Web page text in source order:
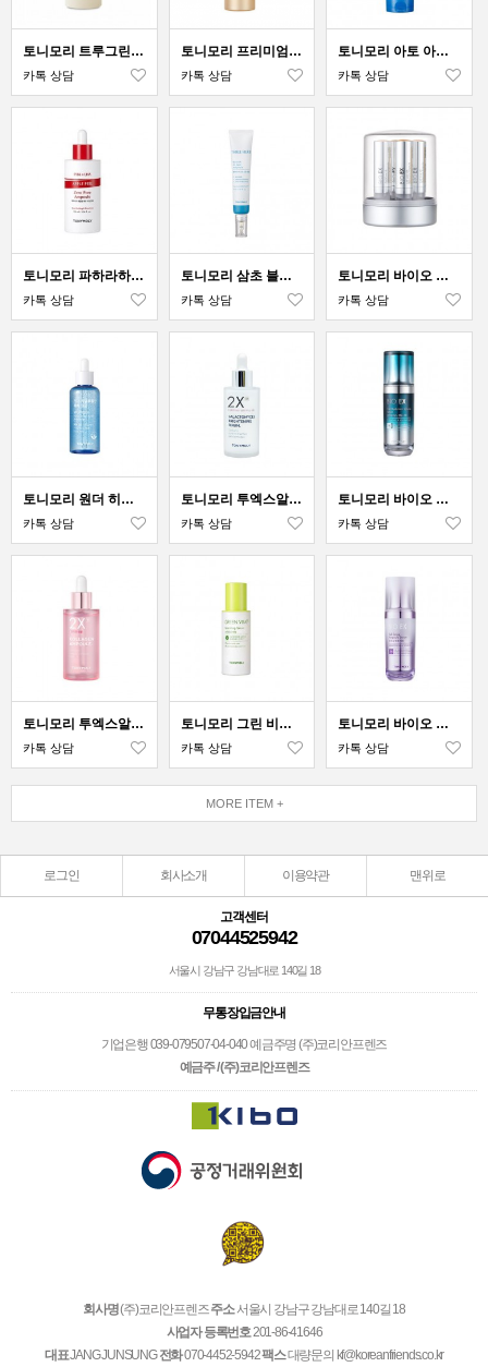
토니모리 트루그린 화이트 트러플 카밍오일
카톡 상담
토니모리 프리미엄RX 골드 이데베논 리커버리 에센스
카톡 상담
토니모리 아토 아미노 단백질 보습 수딩젤
카톡 상담
토니모리 파하라하 애플필 제로 모공 앰플
카톡 상담
토니모리 삼초 블레미쉬 아크네 스팟 앰플
카톡 상담
토니모리 바이오 이엑스 셀 코어 리프트 이데베논 앰플
카톡 상담
토니모리 원더 히알루론산 촉촉 앰플
카톡 상담
토니모리 투엑스알 갈락토미세스 브라이트닝 세럼
카톡 상담
토니모리 바이오 이엑스 셀 히알루로닉 볼륨 세럼
카톡 상담
토니모리 투엑스알 콜라겐 앰플
카톡 상담
토니모리 그린 비타 C 스파클링 세럼
카톡 상담
토니모리 바이오 이엑스 셀 토닝 앰플 세럼
카톡 상담
MORE ITEM +
로그인 회사소개 이용약관 맨위로
고객센터
07044525942
서울시 강남구 강남대로 140길 18
무통장입금안내
기업은행 039-079507-04-040 예금주명 (주)코리안프렌즈
예금주 / (주)코리안프렌즈
회사명(주)코리안프렌즈주소서울시 강남구 강남대로 140길 18
사업자 등록번호201-86-41646
대표JANG JUNSUNG 전화070-4452-5942팩스대량문의 kf@koreanfriends.co.kr